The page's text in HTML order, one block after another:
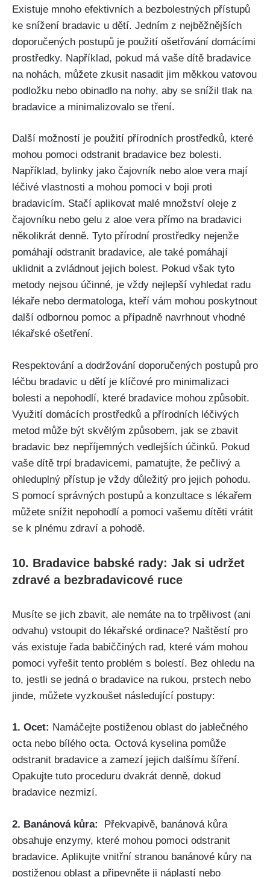
Existuje ⁣mnoho efektivních a ‍bezbolestných přístupů
ke snížení bradavic u⁤ dětí. Jedním z ‌nejběžnějších
doporučených postupů je použití ošetřování domácími‌
prostředky.‌ Například, pokud má vaše dítě bradavice​
na nohách, můžete zkusit nasadit jim⁢ měkkou vatovou
⁢podložku nebo obinadlo na nohy, aby se snížil tlak⁤ na
bradavice a minimalizovalo se tření.
Další ‍možností je použití​ přírodních⁢ prostředků,‍ které
mohou pomoci odstranit bradavice bez bolesti.
Například, bylinky ​jako čajovník nebo aloe vera mají
‍léčivé vlastnosti ⁣a mohou pomoci v boji proti
bradavicím. Stačí aplikovat‌ malé množství oleje z
čajovníku nebo gelu z aloe vera přímo na bradavici
několikrát denně. Tyto přírodní prostředky nejenže
pomáhají odstranit bradavice, ale také pomáhají
uklidnit a zvládnout jejich⁢ bolest. Pokud však tyto
⁣metody nejsou ⁣účinné, je ⁢vždy nejlepší ‍vyhledat radu
lékaře⁤ nebo​ dermatologa, ⁣kteří vám mohou⁣ poskytnout
další odbornou pomoc a případně navrhnout vhodné
lékařské ošetření.
Respektování a dodržování doporučených postupů pro
léčbu bradavic u dětí je klíčové ‍pro minimalizaci
bolesti a nepohodlí, ​které bradavice mohou‍ způsobit.
Využití domácích prostředků a⁢ přírodních léčivých
metod může být⁣ skvělým způsobem, jak⁢ se zbavit
bradavic bez nepříjemných vedlejších účinků.​ Pokud
vaše⁤ dítě trpí⁣ bradavicemi, pamatujte, že pečlivý a
‌ohleduplný⁢ přístup je vždy důležitý pro jejich pohodu.
S pomocí správných postupů​ a konzultace s lékařem
můžete snížit nepohodlí a pomoci vašemu​ dítěti ⁢vrátit
se k plnému zdraví‍ a pohodě.
10. Bradavice ⁢babské‍ rady: Jak si udržet
zdravé a bezbradavicové​ ruce
Musíte⁣ se⁣ jich ‌zbavit, ale nemáte⁢ na to trpělivost (ani
odvahu) vstoupit⁢ do lékařské ordinace?‌ Naštěstí ‌pro
⁢vás existuje řada ⁤babiččiných⁣ rad, které vám ⁤mohou
pomoci vyřešit tento problém s bolestí. Bez ohledu na
to, ⁣jestli se jedná o bradavice na rukou, prstech nebo
jinde,⁤ můžete‍ vyzkoušet⁤ následující postupy:
1. Ocet: Namáčejte postiženou oblast do jablečného
octa nebo ​bílého octa. Octová kyselina pomůže​
odstranit bradavice a zamezí ​jejich​ dalšímu šíření.
Opakujte tuto proceduru dvakrát denně, dokud
bradavice nezmizí.
2. Banánová kůra:
⁢ Překvapivě, banánová ‌kůra
obsahuje enzymy, které mohou pomoci odstranit
bradavice. Aplikujte vnitřní stranou banánové kůry na
postiženou​ oblast ⁤a připevněte ji náplastí nebo